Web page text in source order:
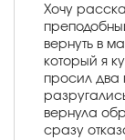
Хочу
вернуть в
который я
просил два
вернула
сразу